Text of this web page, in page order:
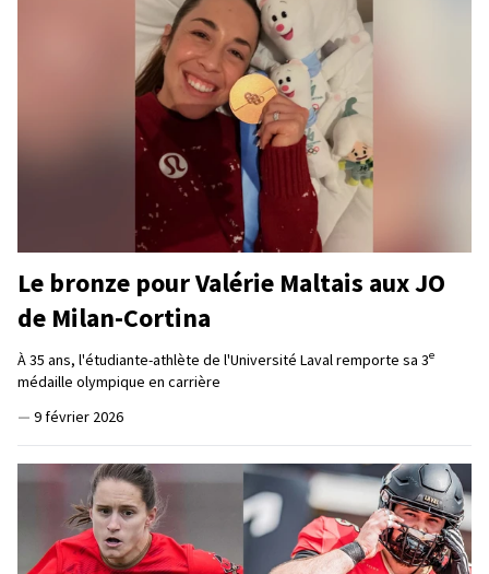
Le bronze pour Valérie Maltais aux JO
de Milan-Cortina
À 35 ans, l'étudiante-athlète de l'Université Laval remporte sa 3e
médaille olympique en carrière
— 9 février 2026